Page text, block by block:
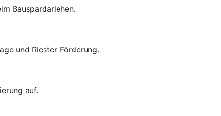
Bauspardarlehen.
und Riester-Förderung.
auf.